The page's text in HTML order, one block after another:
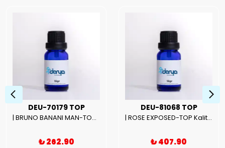
DEU-70179 TOP
| BRUNO BANANI MAN-TOP Kalite Erkek Parfüm Esansı.|
₺ 262.90
DEU-81068 TOP
| ROSE EXPOSED-TOP Kalite Unısex Parfüm Esansı.|
₺ 407.90